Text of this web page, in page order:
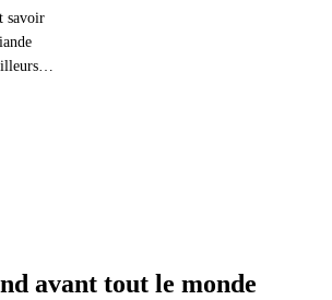
savoir
avant tout le monde